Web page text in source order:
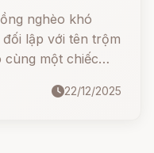
nghèo khó
lập với tên trộm
cùng một chiếc
học quý giá này!
22/12/2025